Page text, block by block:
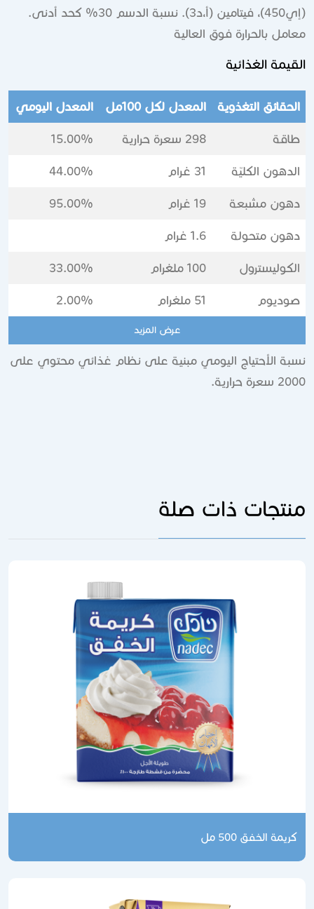
(إي450)، فيتامين (أ،د3). نسبة الدسم 30% كحد أدنى.
معامل بالحرارة فوق العالية
القيمة الغذائية
الحقائق التغذوية المعدل لكل 100مل المعدل اليومي
طاقة 298 سعرة حرارية 15.00%
الدهون الكليّة 31 غرام 44.00%
دهون مشبعة 19 غرام 95.00%
دهون متحولة 1.6 غرام
الكوليسترول 100 ملغرام 33.00%
صوديوم 51 ملغرام 2.00%
عرض المزيد
نسبة الأحتياج اليومي مبنية على نظام غذائي محتوي على
2000 سعرة حرارية.
منتجات ذات صلة
كريمة الخفق 500 مل